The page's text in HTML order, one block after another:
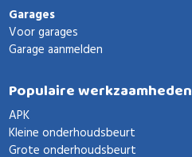
Garages
Voor garages
Garage aanmelden
Populaire werkzaamheden
APK
Kleine onderhoudsbeurt
Grote onderhoudsbeurt